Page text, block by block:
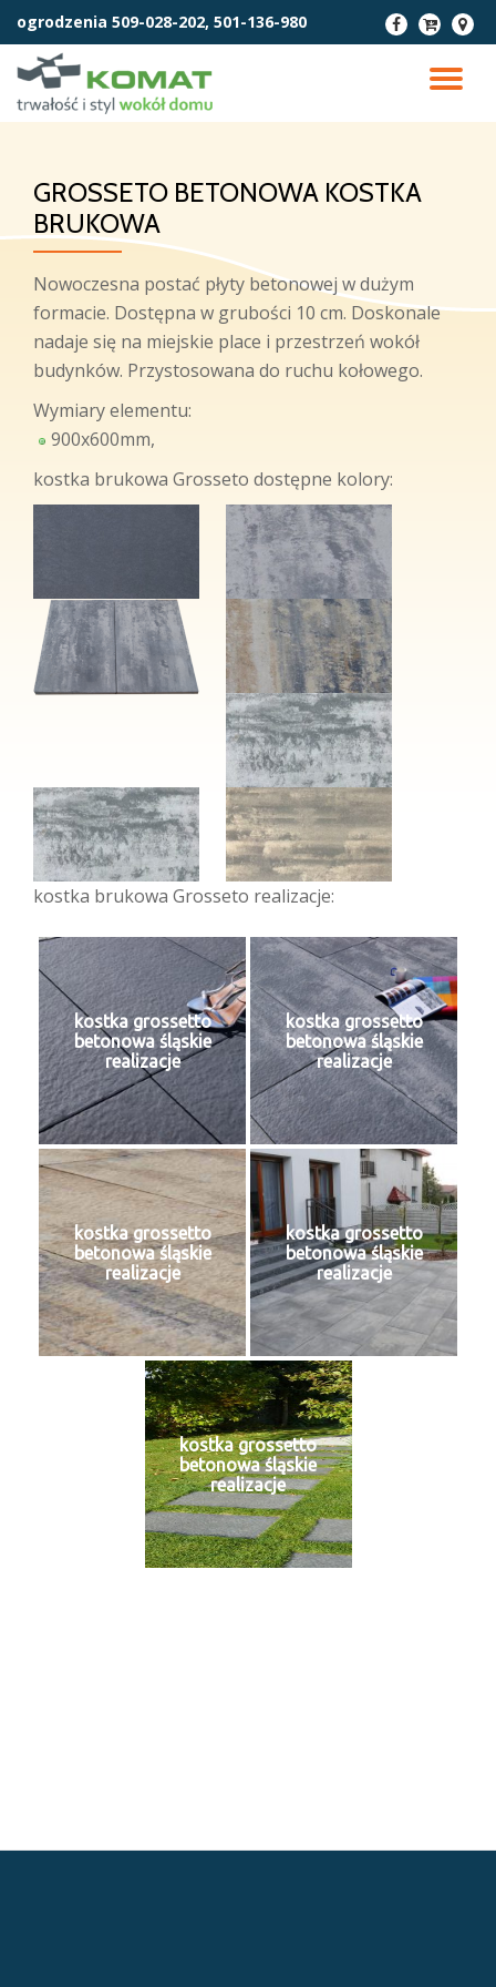
Przejdź
treści
ogrodzenia 509-028-202, 501-136-980
fa-
facebook
fa-
cart-
arrow-
down
fa-
map-
GROSSETO BETONOWA KOSTKA
BRUKOWA
Nowoczesna postać płyty betonowej w dużym
formacie. Dostępna w grubości 10 cm. Doskonale
nadaje się na miejskie place i przestrzeń wokół
budynków. Przystosowana do ruchu kołowego.
Wymiary elementu:
900x600mm,
kostka brukowa Grosseto dostępne kolory:
kostka brukowa Grosseto realizacje:
kostka grossetto
betonowa śląskie
realizacje
kostka grossetto
betonowa śląskie
realizacje
kostka grossetto
betonowa śląskie
realizacje
kostka grossetto
betonowa śląskie
realizacje
kostka grossetto
betonowa śląskie
realizacje